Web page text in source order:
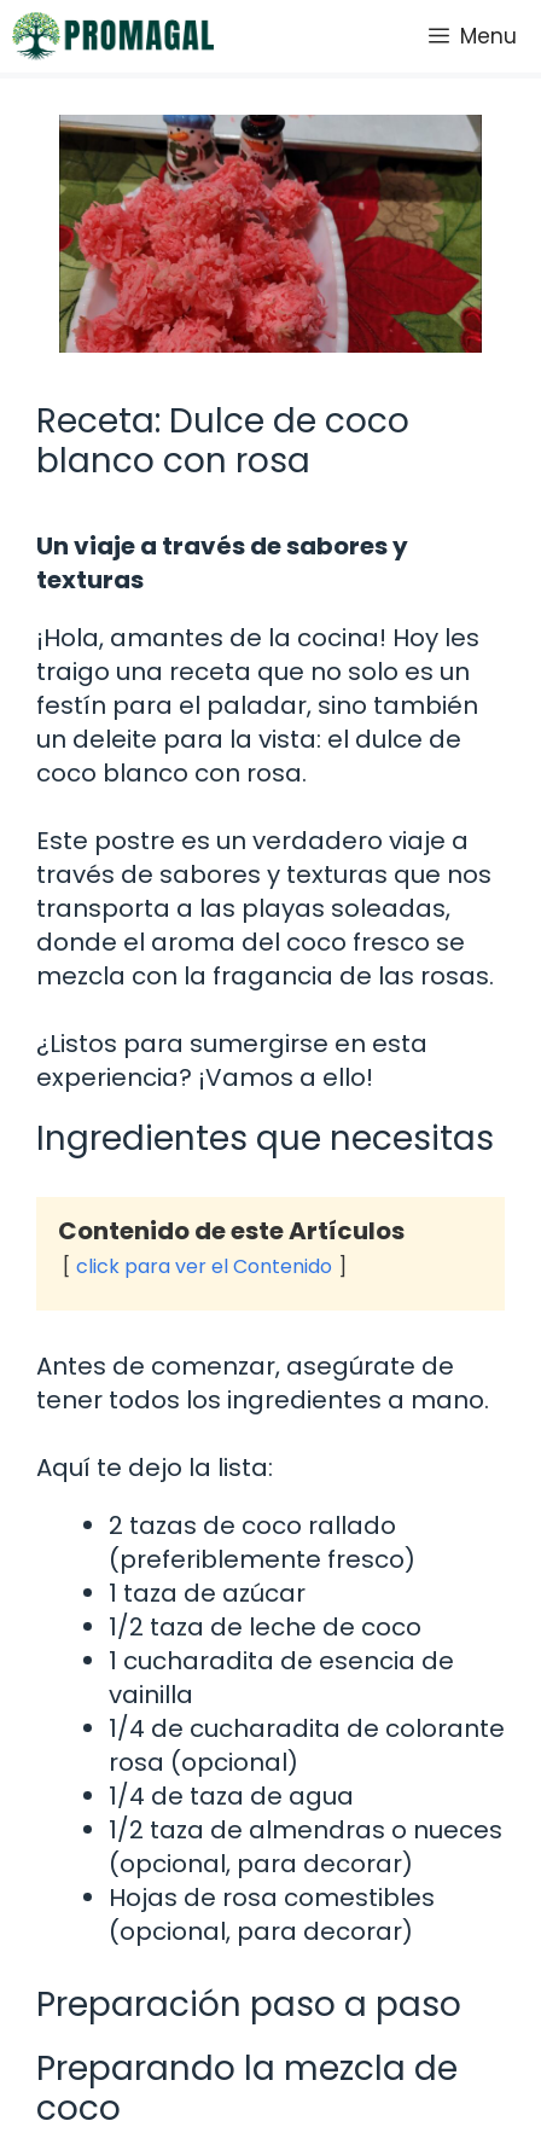
Saltar
al
Menu
Receta: Dulce de coco
blanco con rosa
Un viaje a través de sabores y
texturas
¡Hola, amantes de la cocina! Hoy les
traigo una receta que no solo es un
festín para el paladar, sino también
un deleite para la vista: el dulce de
coco blanco con rosa.
Este postre es un verdadero viaje a
través de sabores y texturas que nos
transporta a las playas soleadas,
donde el aroma del coco fresco se
mezcla con la fragancia de las rosas.
¿Listos para sumergirse en esta
experiencia? ¡Vamos a ello!
Ingredientes que necesitas
Contenido de este Artículos
click para ver el Contenido
Antes de comenzar, asegúrate de
tener todos los ingredientes a mano.
Aquí te dejo la lista:
2 tazas de coco rallado
(preferiblemente fresco)
1 taza de azúcar
1/2 taza de leche de coco
1 cucharadita de esencia de
vainilla
1/4 de cucharadita de colorante
rosa (opcional)
1/4 de taza de agua
1/2 taza de almendras o nueces
(opcional, para decorar)
Hojas de rosa comestibles
(opcional, para decorar)
Preparación paso a paso
Preparando la mezcla de
coco